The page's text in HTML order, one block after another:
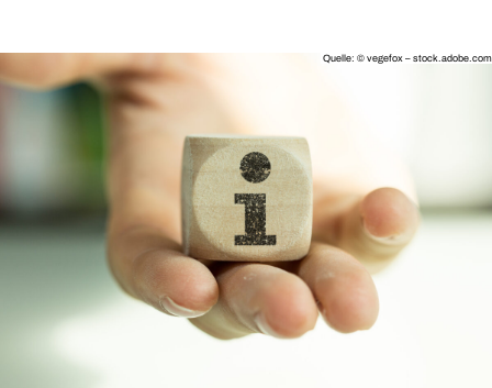
Quelle: © vegefox – stock.adobe.com